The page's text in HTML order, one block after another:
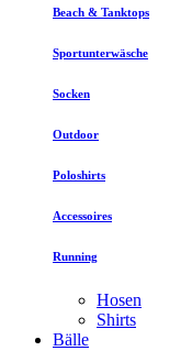
Beach & Tanktops
Sportunterwäsche
Socken
Outdoor
Poloshirts
Accessoires
Running
Hosen
Shirts
Bälle